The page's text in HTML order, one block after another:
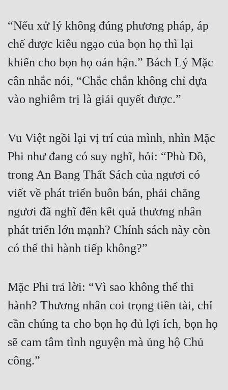
“Nếu xử lý không đúng phương pháp, áp
chế được kiêu ngạo của bọn họ thì lại
khiến cho bọn họ oán hận.” Bách Lý Mặc
cân nhắc nói, “Chắc chắn không chỉ dựa
vào nghiêm trị là giải quyết được.”
Vu Việt ngồi lại vị trí của mình, nhìn Mặc
Phi như đang có suy nghĩ, hỏi: “Phù Đồ,
trong An Bang Thất Sách của ngươi có
viết về phát triển buôn bán, phải chăng
ngươi đã nghĩ đến kết quả thương nhân
phát triển lớn mạnh? Chính sách này còn
có thể thi hành tiếp không?”
Mặc Phi trả lời: “Vì sao không thể thi
hành? Thương nhân coi trọng tiền tài, chỉ
cần chúng ta cho bọn họ đủ lợi ích, bọn họ
sẽ cam tâm tình nguyện mà ủng hộ Chủ
công.”